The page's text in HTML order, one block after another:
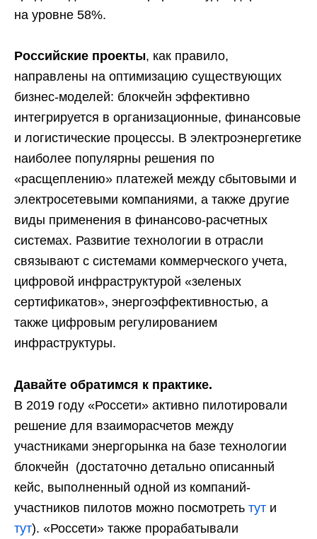
на уровне 58%.
Российские проекты, как правило,
направлены на оптимизацию существующих
бизнес-моделей: блокчейн эффективно
интегрируется в организационные, финансовые
и логистические процессы. В электроэнергетике
наиболее популярны решения по
«расщеплению» платежей между сбытовыми и
электросетевыми компаниями, а также другие
виды применения в финансово-расчетных
системах. Развитие технологии в отрасли
связывают с системами коммерческого учета,
цифровой инфраструктурой «зеленых
сертификатов», энергоэффективностью, а
также цифровым регулированием
инфраструктуры.
Давайте обратимся к практике.
В 2019 году «Россети» активно пилотировали
решение для взаиморасчетов между
участниками энергорынка на базе технологии
блокчейн (достаточно детально описанный
кейс, выполненный одной из компаний-
участников пилотов можно посмотреть тут и
тут). «Россети» также прорабатывали